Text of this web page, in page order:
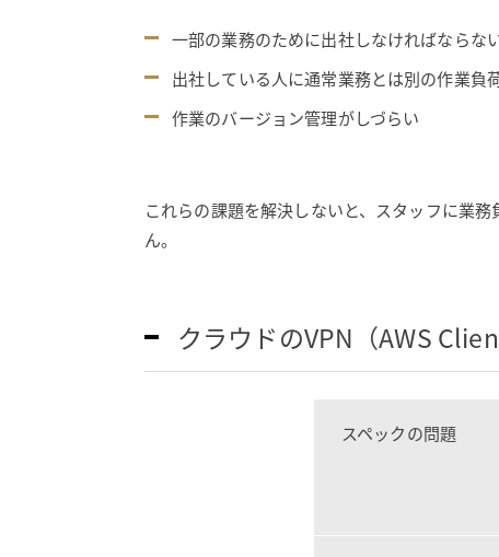
一部の業務のために出社しなければならな
出社している人に通常業務とは別の作業負
作業のバージョン管理がしづらい
これらの課題を解決しないと、スタッフに業
ん。
クラウドのVPN（AWS
スペックの問題